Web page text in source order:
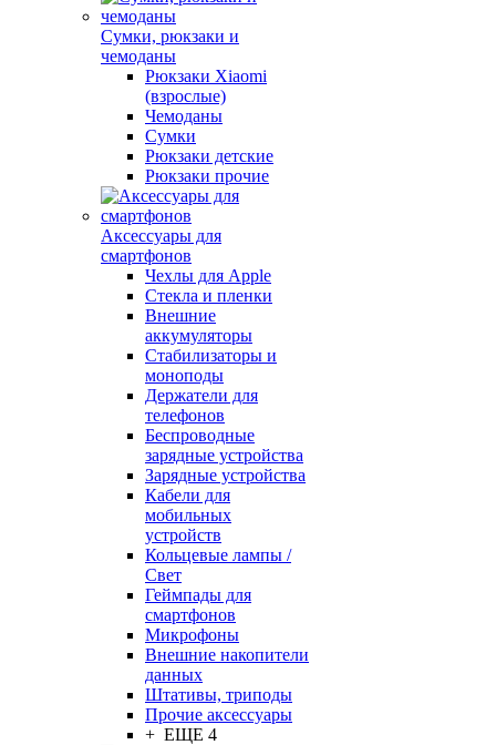
Сумки, рюкзаки и
чемоданы
Рюкзаки Xiaomi
(взрослые)
Чемоданы
Сумки
Рюкзаки детские
Рюкзаки прочие
Аксессуары для
смартфонов
Чехлы для Apple
Стекла и пленки
Внешние
аккумуляторы
Стабилизаторы и
моноподы
Держатели для
телефонов
Беспроводные
зарядные устройства
Зарядные устройства
Кабели для
мобильных
устройств
Кольцевые лампы /
Свет
Геймпады для
смартфонов
Микрофоны
Внешние накопители
данных
Штативы, триподы
Прочие аксессуары
+ ЕЩЕ 4